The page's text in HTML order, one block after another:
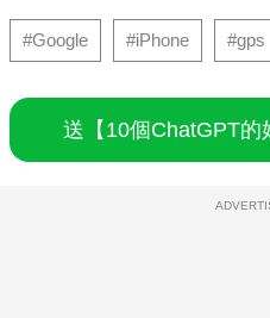
#Google #iPhone #gps
送【10個ChatGPT的